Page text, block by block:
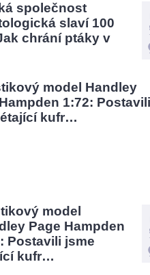
společnost
slaví 100
chrání ptáky v
model
Page Hampden
Postavili jsme
kufr…